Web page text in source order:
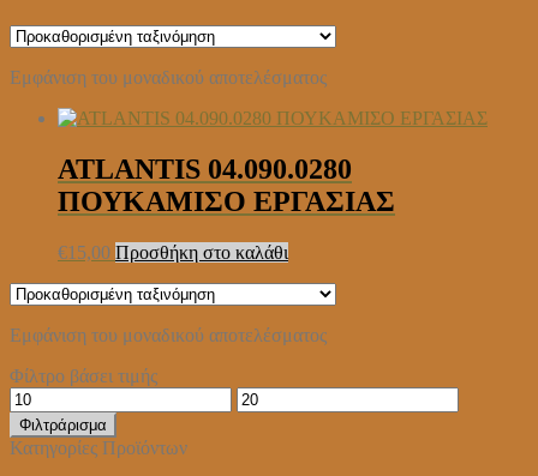
Εμφάνιση του μοναδικού αποτελέσματος
ATLANTIS 04.090.0280
ΠΟΥΚΑΜΙΣΟ ΕΡΓΑΣΙΑΣ
€15,00 Προσθήκη στο καλάθι
Εμφάνιση του μοναδικού αποτελέσματος
Φίλτρο βάσει τιμής
Ελάχιστη
τιμή
Μέγιστη
τιμή
Φιλτράρισμα
Κατηγορίες Προϊόντων